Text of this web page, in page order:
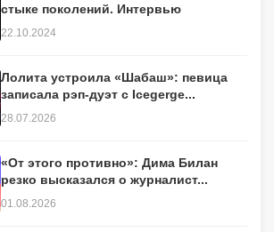
стыке поколений. Интервью
22.10.2024
Лолита устроила «Шабаш»: певица
записала рэп-дуэт с Icegerge...
28.07.2026
«От этого противно»: Дима Билан
резко высказался о журналист...
01.08.2026